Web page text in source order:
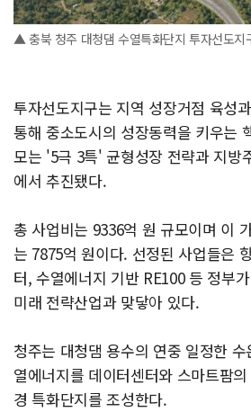
▲ 충북 청주 대청댐 수열특화단지 투자선도지
투자선도지구는 지역 성장거점 육성
통해 중소도시의 성장동력을 키우는
모는 '5극 3특' 균형성장 전략과 지방
에서 추진됐다.
총 사업비는 9336억 원 규모이며 이
는 7875억 원이다. 선정된 사업들은
터, 수열에너지 기반 RE100 등 정부
미래 전략산업과 맞닿아 있다.
청주는 대청댐 용수의 연중 일정한
열에너지를 데이터센터와 스마트팜
경 특화단지를 조성한다.